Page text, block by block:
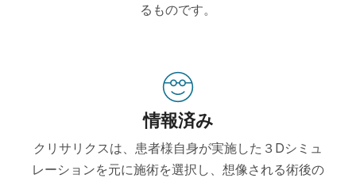
るものです。
情報済み
クリサリクスは、患者様自身が実施した３Dシミュ
レーションを元に施術を選択し、想像される術後の